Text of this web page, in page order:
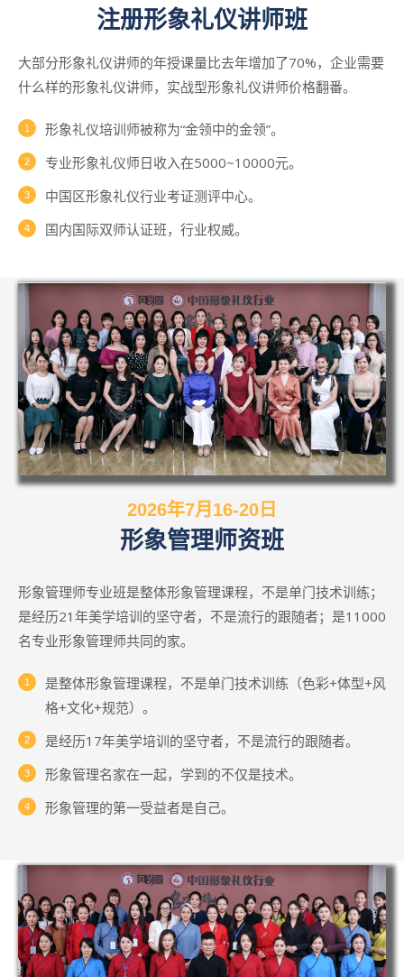
注册形象礼仪讲师班
大部分形象礼仪讲师的年授课量比去年增加了70%，企业需要
什么样的形象礼仪讲师，实战型形象礼仪讲师价格翻番。
形象礼仪培训师被称为“金领中的金领”。
专业形象礼仪师日收入在5000~10000元。
中国区形象礼仪行业考证测评中心。
国内国际双师认证班，行业权威。
2026年7月16-20日
形象管理师资班
形象管理师专业班是整体形象管理课程，不是单门技术训练；
是经历21年美学培训的坚守者，不是流行的跟随者；是11000
名专业形象管理师共同的家。
是整体形象管理课程，不是单门技术训练（色彩+体型+风
格+文化+规范）。
是经历17年美学培训的坚守者，不是流行的跟随者。
形象管理名家在一起，学到的不仅是技术。
形象管理的第一受益者是自己。